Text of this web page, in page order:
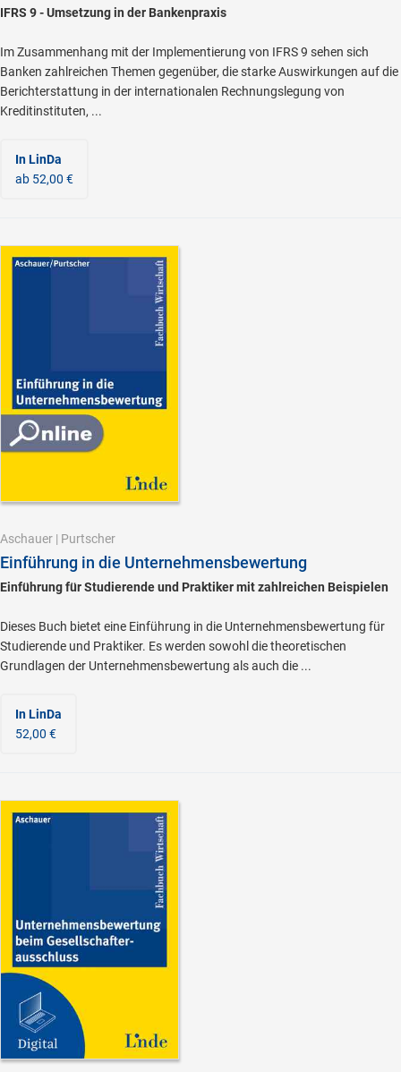
IFRS 9 - Umsetzung in der Bankenpraxis
Im Zusammenhang mit der Implementierung von IFRS 9 sehen sich
Banken zahlreichen Themen gegenüber, die starke Auswirkungen auf die
Berichterstattung in der internationalen Rechnungslegung von
Kreditinstituten, ...
In LinDa
ab 52,00 €
Aschauer | Purtscher
Einführung in die Unternehmensbewertung
Einführung für Studierende und Praktiker mit zahlreichen Beispielen
Dieses Buch bietet eine Einführung in die Unternehmensbewertung für
Studierende und Praktiker. Es werden sowohl die theoretischen
Grundlagen der Unternehmensbewertung als auch die ...
In LinDa
52,00 €